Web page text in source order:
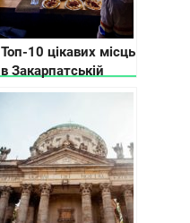
Топ-10 цікавих місць
в Закарпатській
області: для
відпочинку